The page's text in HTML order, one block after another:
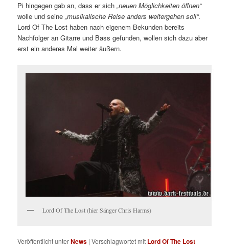
Pi hingegen gab an, dass er sich„neuen Möglichkeiten öffnen“
wolle und seine„musikalische Reise anders weitergehen soll“.
Lord Of The Lost haben nach eigenem Bekunden bereits
Nachfolger an Gitarre und Bass gefunden, wollen sich dazu aber
erst ein anderes Mal weiter äußern.
Lord Of The Lost (hier Sänger Chris Harms)
Veröffentlicht unterNews |Verschlagwortet mit Lord Of The Lost